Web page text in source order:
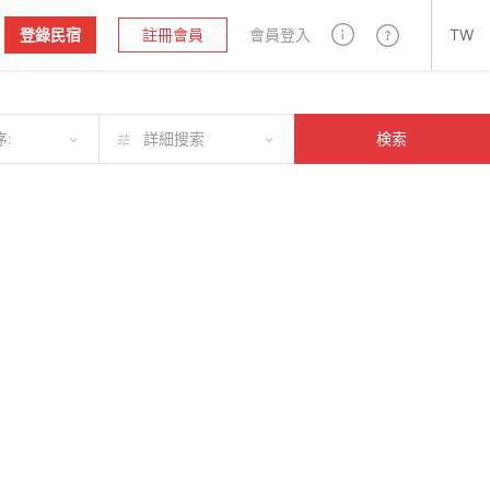
登錄民宿 註冊會員 會員登入 TW
: 詳細搜索 検索